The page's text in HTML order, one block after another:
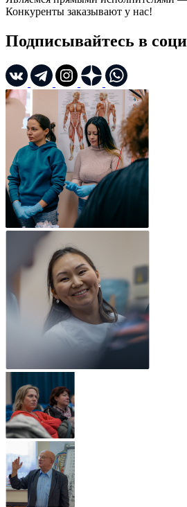
Конкуренты заказывают у нас!
Подписывайтесь в